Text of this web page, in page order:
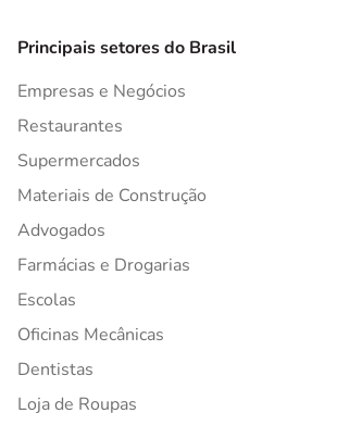
Principais setores do Brasil
Empresas e Negócios
Restaurantes
Supermercados
Materiais de Construção
Advogados
Farmácias e Drogarias
Escolas
Oficinas Mecânicas
Dentistas
Loja de Roupas